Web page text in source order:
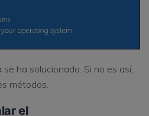
ha solucionado. Si no es así,
métodos.
el